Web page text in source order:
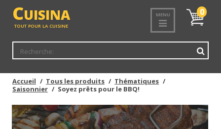
CUISINA
TOUT POUR LA CUISINE
MENU
Mon
panier
0
Accueil Tous les produits
Thématiques
Saisonnier
Soyez prêts pour le BBQ!